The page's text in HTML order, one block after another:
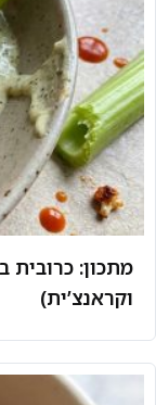
מתכון: כרובית
וקראנצ’ית)